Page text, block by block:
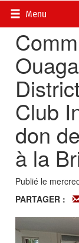
Menu
Accueil>
Club
don
à la
Publié le
PARTAGER :